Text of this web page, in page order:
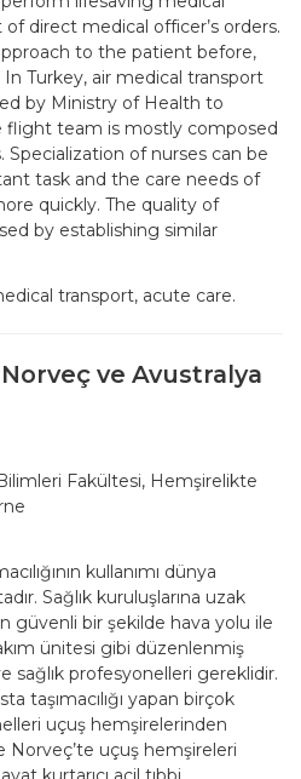
direct medical officer’s orders.
to the patient before,
Turkey, air medical transport
by Ministry of Health to
flight team is mostly composed
Specialization of nurses can be
task and the care needs of
quickly. The quality of
by establishing similar
transport, acute care.
ve Avustralya
Fakültesi, Hemşirelikte
kullanımı dünya
Sağlık kuruluşlarına uzak
güvenli bir şekilde hava yolu ile
ünitesi gibi düzenlenmiş
sağlık profesyonelleri gereklidir.
taşımacılığı yapan birçok
uçuş hemşirelerinden
Norveç’te uçuş hemşireleri